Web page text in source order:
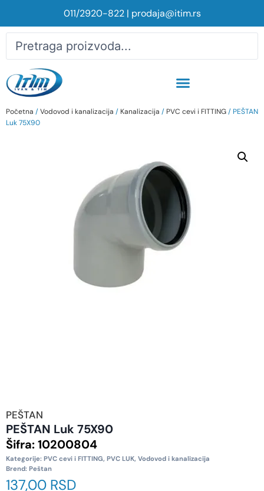
011/2920-822| prodaja@itim.rs
Početna /Vodovod i kanalizacija / Kanalizacija / PVC cevi i FITTING/ PEŠTAN
Luk 75X90
PEŠTAN
PEŠTAN Luk 75X90
Šifra:10200804
Kategorije: PVC cevi i FITTING, PVC LUK, Vodovod i kanalizacija
Brend: Peštan
137,00 RSD